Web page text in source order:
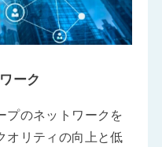
ーク
プのネットワークを
オリティの向上と低